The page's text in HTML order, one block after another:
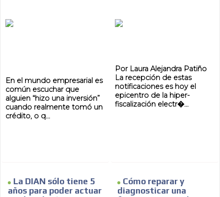
En el mundo empresarial es
común escuchar que
alguien “hizo una inversión”
cuando realmente tomó un
crédito, o q...
Por Laura Alejandra Patiño
La recepción de estas
notificaciones es hoy el
epicentro de la hiper-
fiscalización electr�...
La DIAN sólo tiene 5
años para poder actuar
Cómo reparar y
diagnosticar una